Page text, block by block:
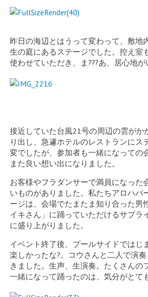
昨日の海辺とはうって変わって、敷地
生の庭にあるステージでした。控え室
使わせていただき、ま???あ、居心地が
接近していた台風21号の周辺の雲がか
り出し、急遽ホテルのレストランにス
変でしたが、参加者も一緒になっての
また良い想い出になりました。
お客様やフラダンサーで満員になった
いものがありました。私たちアロハパ
ージは、会場でたまたま知り合った男
イキさん」に踊っていただけるサプラ
に盛り上がりました。
イベント終了後、プールサイドではじ
楽しかったな?。コウさんと二人で演
きました。生声、生演奏。たくさんの
一緒になって踊ったのは、気分がとて